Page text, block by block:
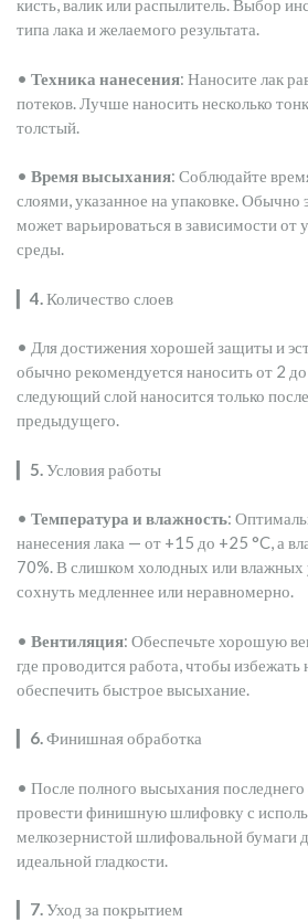
кисть, валик или распылитель. Выбор
типа лака и желаемого результата.
• Техника нанесения: Наносите лак
потеков. Лучше наносить несколько
толстый.
• Время высыхания: Соблюдайте
слоями, указанное на упаковке. Обычно
может варьироваться в зависимости
среды.
4.Количество слоев
• Для достижения хорошей защиты и
обычно рекомендуется наносить от 2
следующий слой наносится только
предыдущего.
5.Условия работы
• Температура и влажность:
нанесения лака — от +15 до +25 °C, а
70%. В слишком холодных или влажных
сохнуть медленнее или неравномерно.
• Вентиляция: Обеспечьте хорошую
где проводится работа, чтобы избежать
обеспечить быстрое высыхание.
6.Финишная обработка
• После полного высыхания
провести финишную шлифовку с
мелкозернистой шлифовальной бумаги
идеальной гладкости.
7.Уход за покрытием